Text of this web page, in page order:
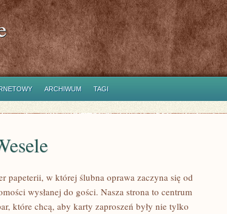
ARCHIWUM TAGI
papeterii, w której ślubna oprawa zaczyna się od
wysłanej do gości. Nasza strona to centrum
które chcą, aby karty zaproszeń były nie tylko